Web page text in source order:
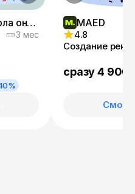
Международная школа онлайн-профессий
3 мес
MAED
4.8
Создание
сразу 4 900